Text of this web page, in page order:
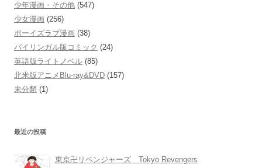
少年漫画・その他 (547)
少女漫画 (256)
ボーイズラブ漫画 (38)
バイリンガル版コミック (24)
英語版ライトノベル (85)
北米版アニメBlu-ray&DVD (157)
未分類 (1)
最近の投稿
東京卍リベンジャーズ Tokyo Revengers